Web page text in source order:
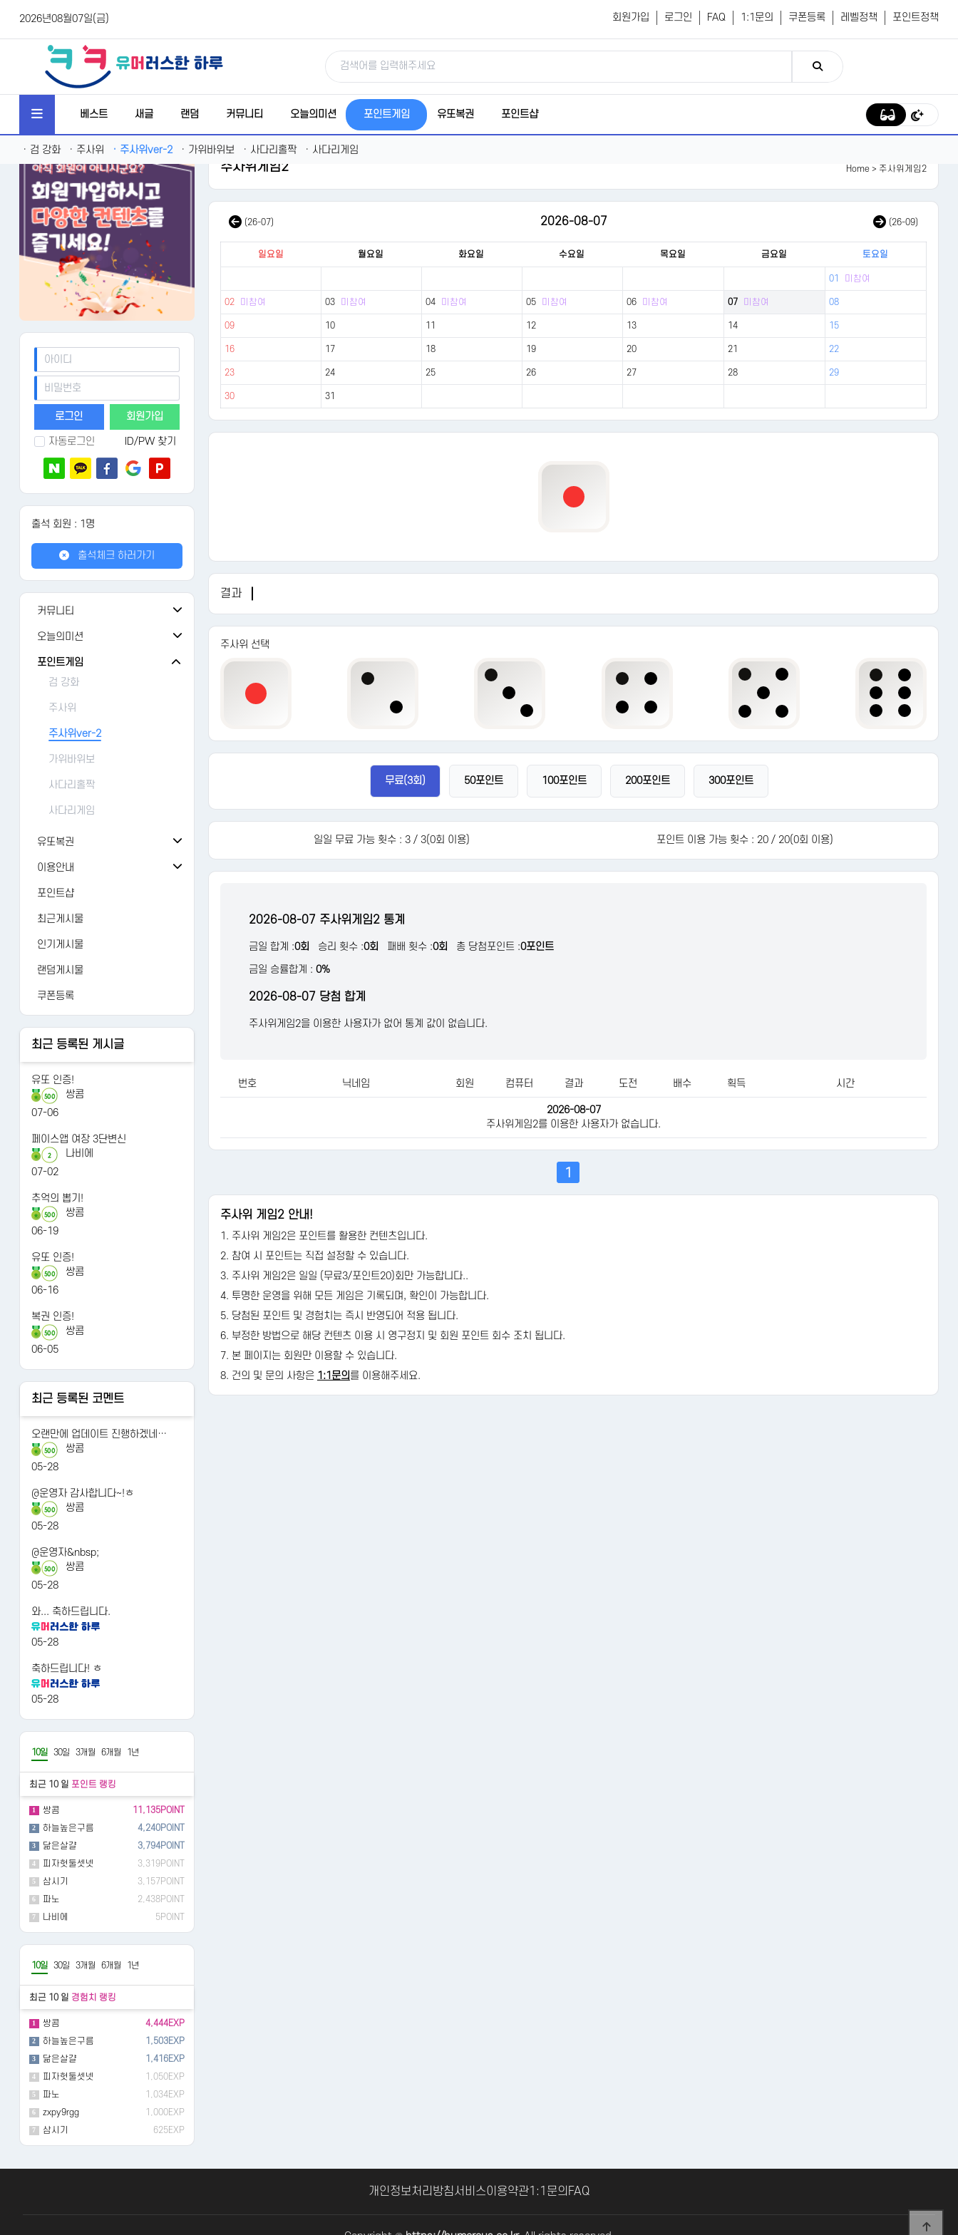
2026년08월07일(금) 회원가입 로그인 FAQ 1:1문의 쿠폰등록 레벨정책 포인트정책
베스트 새글 랜덤 커뮤니티 오늘의미션 포인트게임 유또복권 포인트샵
· 검 강화 · 주사위 · 주사위ver-2 · 가위바위보 · 사다리홀짝 · 사다리게임
회원가입
자동로그인 ID/PW 찾기
출석 회원 : 1명
출석체크 하러가기
커뮤니티
공지사항
버그/건의
가입인사
자유게시판
유머
AI 갤러리
연예인
오늘의미션
오늘의 출석
오늘의 미션
추억의 뽑기
오늘의 룰렛
오늘의 복권
오늘의 카트
오늘의 로또
포인트게임
검 강화
주사위
주사위ver-2
가위바위보
사다리홀짝
사다리게임
유또복권
유또복권
내 유또
당첨번호
수동등록
당첨조회
당첨분석
이용안내
FAQ
1:1문의
레벨정책
포인트정책
이용약관
개인정보처리방침
포인트샵
최근게시물
인기게시물
랜덤게시물
쿠폰등록
최근 등록된 게시글
유또 인증!
500
쌍콤
07-06
페이스앱 여장 3단변신
2
나비에
07-02
추억의 뽑기!
500
쌍콤
06-19
유또 인증!
500
쌍콤
06-16
복권 인증!
500
쌍콤
06-05
최근 등록된 코멘트
오랜만에 업데이트 진행하겠네…
500
쌍콤
05-28
@운영자 감사합니다~!ㅎ
500
쌍콤
05-28
@운영자&nbsp;
500
쌍콤
05-28
와... 축하드립니다.
05-28
축하드립니다! ㅎ
05-28
10일 30일 3개월 6개월 1년
최근 10 일 포인트 랭킹
1 쌍콤 11,135POINT
2 하늘높은구름 4,240POINT
3 닮은살걀 3,794POINT
4 피자헛둘셋넷 3,319POINT
5 삼시기 3,157POINT
6 파노 2,438POINT
7 나비에 5POINT
10일 30일 3개월 6개월 1년
최근 10 일 경험치 랭킹
1 쌍콤 4,444EXP
2 하늘높은구름 1,503EXP
3 닮은살걀 1,416EXP
4 피자헛둘셋넷 1,050EXP
5 파노 1,034EXP
6 zxpy9rgg 1,000EXP
7 삼시기 625EXP
주사위게임2 Home > 주사위게임2
(26-07) 2026-08-07 (26-09)
일요일 월요일 화요일 수요일 목요일 금요일 토요일
01 미참여
02 미참여 03 미참여 04 미참여 05 미참여 06 미참여 07 미참여 08
09 10 11 12 13 14 15
16 17 18 19 20 21 22
23 24 25 26 27 28 29
30 31
결과
주사위 선택
무료(3회) 50포인트 100포인트 200포인트 300포인트
일일 무료 가능 횟수 : 3 / 3(0회 이용) 포인트 이용 가능 횟수 : 20 / 20(0회 이용)
2026-08-07 주사위게임2 통계
금일 합계 :0회 승리 횟수 :0회 패배 횟수 :0회 총 당첨포인트 :0포인트
금일 승률합계 : 0%
2026-08-07 당첨 합계
주사위게임2을 이용한 사용자가 없어 통계 값이 없습니다.
번호 닉네임 회원 컴퓨터 결과 도전 배수 획득 시간
2026-08-07
주사위게임2를 이용한 사용자가 없습니다.
1
주사위 게임2 안내!
1. 주사위 게임2은 포인트를 활용한 컨텐츠입니다.
2. 참여 시 포인트는 직접 설정할 수 있습니다.
3. 주사위 게임2은 일일 (무료3/포인트20)회만 가능합니다..
4. 투명한 운영을 위해 모든 게임은 기록되며, 확인이 가능합니다.
5. 당첨된 포인트 및 경험치는 즉시 반영되어 적용 됩니다.
6. 부정한 방법으로 해당 컨텐츠 이용 시 영구정지 및 회원 포인트 회수 조치 됩니다.
7. 본 페이지는 회원만 이용할 수 있습니다.
8. 건의 및 문의 사항은 1:1문의를 이용해주세요.
개인정보처리방침서비스이용약관1:1문의 FAQ